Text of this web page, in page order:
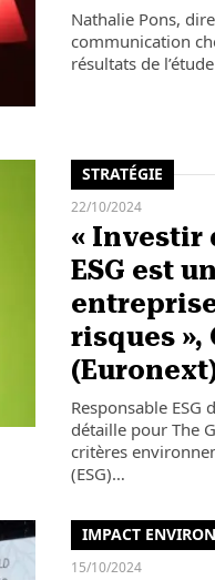
Nathalie Pons,
communication
résultats de
STRATÉGIE
22/10/2024
« Investir
ESG est
risques »,
Responsable ESG
détaille pour The
critères
(ESG)…
IMPACT
15/10/2024